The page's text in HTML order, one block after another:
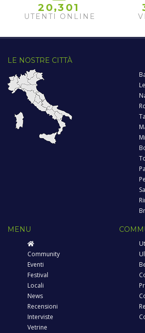
2 0,3 01
UTENTI ONLINE
LE NOSTRE CITTÀ
MENU
Community
Eventi
Festival
Locali
News
Recensioni
Interviste
Vetrine